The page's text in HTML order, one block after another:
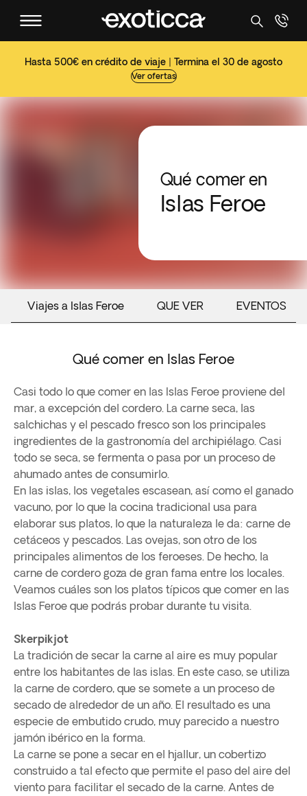
Hasta 500€ en crédito de viaje | Termina el 30 de agosto
Ver ofertas
Qué comer en
Islas Feroe
Viajes a Islas Feroe QUE VER EVENTOS
Qué comer en Islas Feroe
Casi todo lo que comer en las Islas Feroe proviene del
mar, a excepción del cordero. La carne seca, las
salchichas y el pescado fresco son los principales
ingredientes de la gastronomía del archipiélago. Casi
todo se seca, se fermenta o pasa por un proceso de
ahumado antes de consumirlo.
En las islas, los vegetales escasean, así como el ganado
vacuno, por lo que la cocina tradicional usa para
elaborar sus platos, lo que la naturaleza le da: carne de
cetáceos y pescados. Las ovejas, son otro de los
principales alimentos de los feroeses. De hecho, la
carne de cordero goza de gran fama entre los locales.
Veamos cuáles son los platos típicos que comer en las
Islas Feroe que podrás probar durante tu visita.
Skerpikjot
La tradición de secar la carne al aire es muy popular
entre los habitantes de las islas. En este caso, se utiliza
la carne de cordero, que se somete a un proceso de
secado de alrededor de un año. El resultado es una
especie de embutido crudo, muy parecido a nuestro
jamón ibérico en la forma.
La carne se pone a secar en el hjallur, un cobertizo
construido a tal efecto que permite el paso del aire del
viento para facilitar el secado de la carne. Antes de